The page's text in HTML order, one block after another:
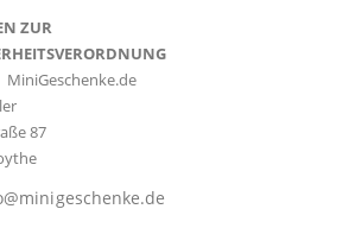
ZUR
MiniGeschenke.de
87